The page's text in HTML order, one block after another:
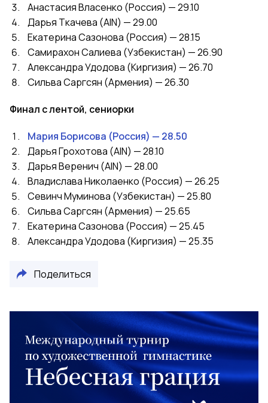
Анастасия Власенко (Россия) — 29.10
Дарья Ткачева (AIN) — 29.00
Екатерина Сазонова (Россия) — 28.15
Самирахон Салиева (Узбекистан) — 26.90
Александра Удодова (Киргизия) — 26.70
Сильва Саргсян (Армения) — 26.30
Финал с лентой, сениорки
Мария Борисова (Россия) — 28.50
Дарья Грохотова (AIN) — 28.10
Дарья Веренич (AIN) — 28.00
Владислава Николаенко (Россия) — 26.25
Севинч Муминова (Узбекистан) — 25.80
Сильва Саргсян (Армения) — 25.65
Екатерина Сазонова (Россия) — 25.45
Александра Удодова (Киргизия) — 25.35
Поделиться